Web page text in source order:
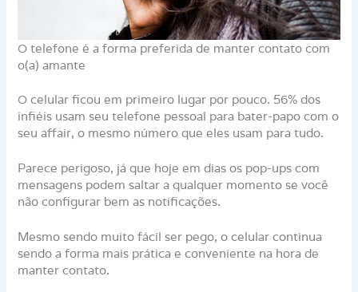
O telefone é a forma preferida de manter contato com
o(a) amante
O celular ficou em primeiro lugar por pouco. 56% dos
infiéis usam seu telefone pessoal para bater-papo com o
seu affair, o mesmo número que eles usam para tudo.
Parece perigoso, já que hoje em dias os pop-ups com
mensagens podem saltar a qualquer momento se você
não configurar bem as notificações.
Mesmo sendo muito fácil ser pego, o celular continua
sendo a forma mais prática e conveniente na hora de
manter contato.